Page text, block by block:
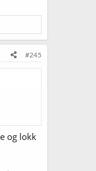
#245
og lokk